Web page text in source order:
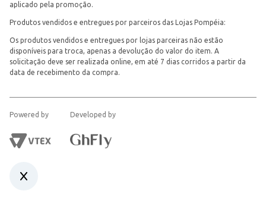
aplicado pela promoção.
Produtos vendidos e entregues por parceiros das Lojas Pompéia:
Os produtos vendidos e entregues por lojas parceiras não estão
disponíveis para troca, apenas a devolução do valor do item. A
solicitação deve ser realizada online, em até 7 dias corridos a partir da
data de recebimento da compra.
Powered by Developed by